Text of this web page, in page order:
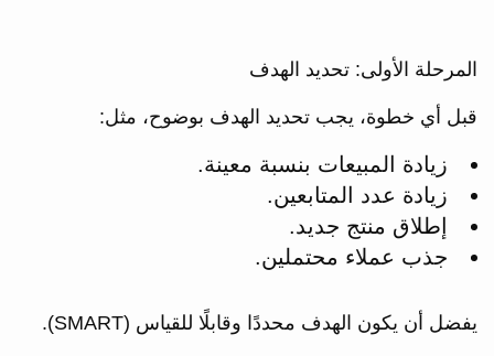
المرحلة الأولى: تحديد الهدف
قبل أي خطوة، يجب تحديد الهدف بوضوح، مثل:
زيادة المبيعات بنسبة معينة.
زيادة عدد المتابعين.
إطلاق منتج جديد.
جذب عملاء محتملين.
يفضل أن يكون الهدف محددًا وقابلًا للقياس (SMART).